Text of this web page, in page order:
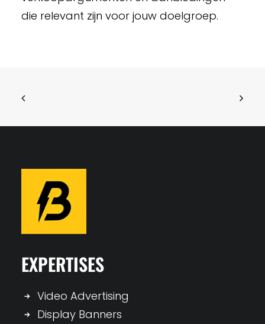
die relevant zijn voor jouw doelgroep.
EXPERTISES
Video Advertising
Display Banners